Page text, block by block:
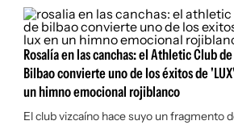
Rosalía en las canchas: el Athletic Club de
Bilbao convierte uno de los éxitos de
un himno emocional rojiblanco
El club vizcaíno hace suyo un fragmento